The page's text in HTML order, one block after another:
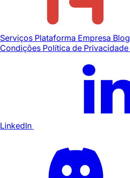
Serviços Plataforma Empresa Blog
Condições Política de Privacidade
LinkedIn